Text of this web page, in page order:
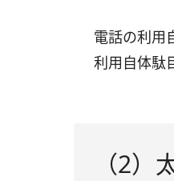
電話の利用
利用自体駄
（2）